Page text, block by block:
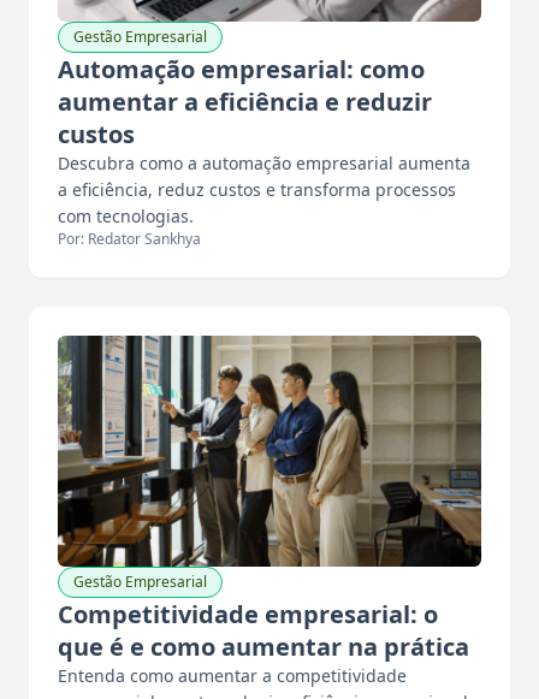
Gestão Empresarial
Automação empresarial: como
aumentar a eficiência e reduzir
custos
Descubra como a automação empresarial aumenta
a eficiência, reduz custos e transforma processos
com tecnologias.
Por: Redator Sankhya
Gestão Empresarial
Competitividade empresarial: o
que é e como aumentar na prática
Entenda como aumentar a competitividade